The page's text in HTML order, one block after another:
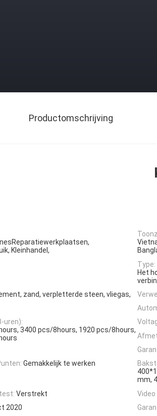
Productomschrijving
Kleinhandel,
Type:
Het
zand, verpletterde steen, vliegas,
uren):
3400 pcs/8hours, 1920 pcs/8hours,
Gemakkelijk te werken
mm,
Verstrekt
2020